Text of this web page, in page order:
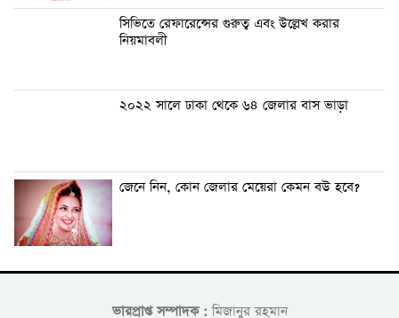
সিভিতে রেফারেন্সের গুরুত্ব এবং উল্লেখ করার
নিয়মাবলী
২০২২ সালে ঢাকা থেকে ৬৪ জেলার বাস ভাড়া
জেনে নিন, কোন জেলার মেয়েরা কেমন বউ হবে?
ভারপ্রাপ্ত সম্পাদক :মিজানুর রহমান